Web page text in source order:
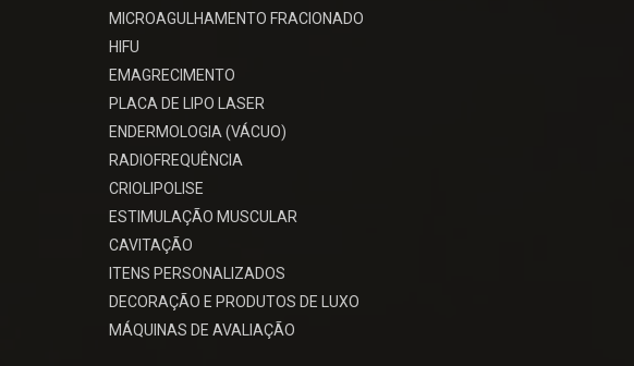
MICROAGULHAMENTO FRACIONADO
HIFU
EMAGRECIMENTO
PLACA DE LIPO LASER
ENDERMOLOGIA (VÁCUO)
RADIOFREQUÊNCIA
CRIOLIPOLISE
ESTIMULAÇÃO MUSCULAR
CAVITAÇÃO
ITENS PERSONALIZADOS
DECORAÇÃO E PRODUTOS DE LUXO
MÁQUINAS DE AVALIAÇÃO